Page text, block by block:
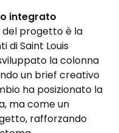
integrato
del progetto è la
di Saint Louis
la colonna
un brief creativo
ha posizionato la
ma come un
rafforzando